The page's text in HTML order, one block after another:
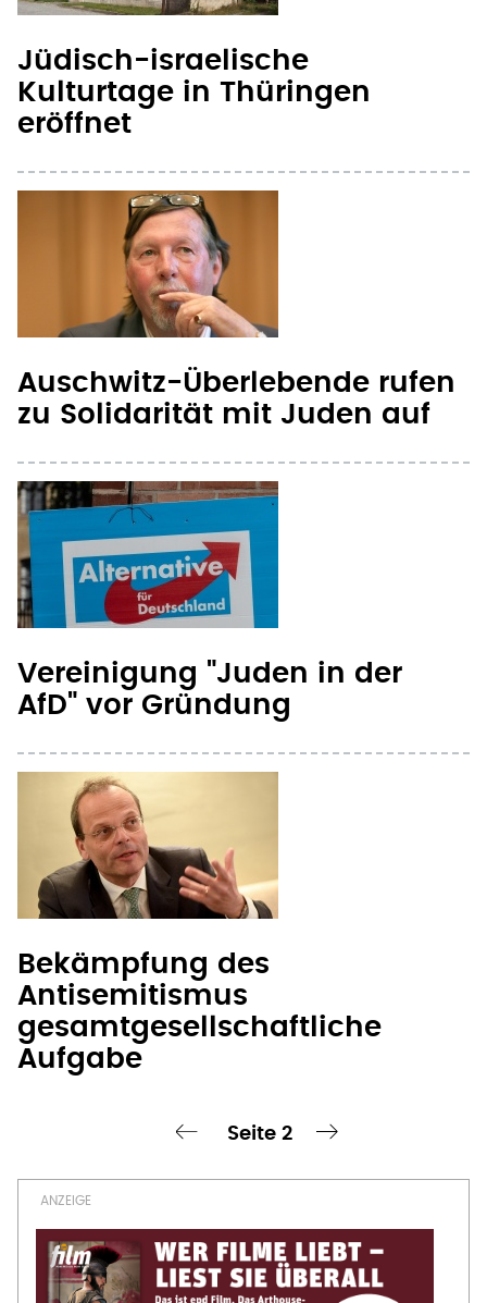
Kulturtage in Thüringen
eröffnet
Auschwitz-Überlebende rufen
zu Solidarität mit Juden auf
Vereinigung "Juden in der
AfD" vor Gründung
Bekämpfung des
Antisemitismus
gesamtgesellschaftliche
Aufgabe
‹ vorherige Seite
Seite